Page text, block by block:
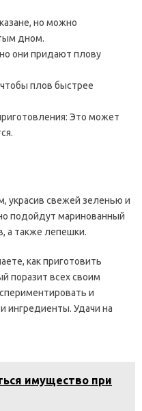
но можно
дном.
они придают плову
плов быстрее
Это может
украсив свежей зеленью и
подойдут маринованный
а также лепешки.
как приготовить
поразит всех своим
и
ингредиенты. Удачи на
имущество при